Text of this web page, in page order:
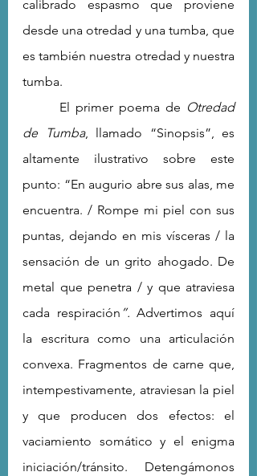
calibrado espasmo que proviene
desde una otredad y una tumba, que
es también nuestra otredad y nuestra
tumba.
El primer poema de Otredad
de Tumba, llamado “Sinopsis”, es
altamente ilustrativo sobre este
punto: “En augurio abre sus alas, me
encuentra. / Rompe mi piel con sus
puntas, dejando en mis vísceras / la
sensación de un grito ahogado. De
metal que penetra / y que atraviesa
cada respiración ”. Advertimos aquí
la escritura como una articulación
convexa. Fragmentos de carne que,
intempestivamente, atraviesan la piel
y que producen dos efectos: el
vaciamiento somático y el enigma
iniciación/tránsito. Detengámonos